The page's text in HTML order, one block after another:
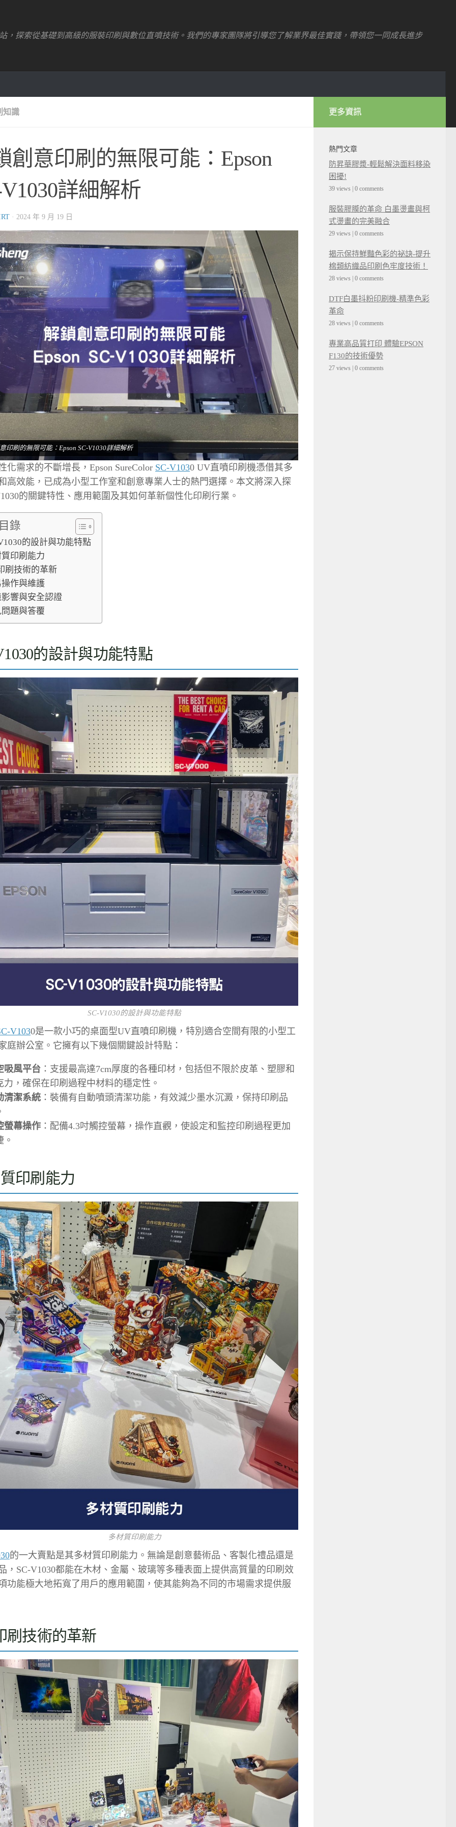
，探索從基礎到高級的服裝印刷與數位直噴技術。我們的專家團隊將引導您了解業界最佳實踐，帶領您一同成長進步
知識
創意印刷的無限可能：Epson
詳細解析
· 2024 年 9 月 19 日
印刷的無限可能：Epson SC-V1030詳細解析
化需求的不斷增長，Epson SureColor SC-V1030 UV直噴印刷機憑借其多
高效能，已成為小型工作室和創意專業人士的熱門選擇。本文將深入探
的關鍵特性、應用範圍及其如何革新個性化印刷行業。
錄
的設計與功能特點
印刷能力
刷技術的革新
作與維護
響與安全認證
題與答覆
的設計與功能特點
SC-V1030的設計與功能特點
V1030是一款小巧的桌面型UV直噴印刷機，特別適合空間有限的小型工
庭辦公室。它擁有以下幾個關鍵設計特點：
吸風平台 ：支援最高達7cm厚度的各種印材，包括但不限於皮革、塑膠和
力，確保在印刷過程中材料的穩定性。
清潔系統 ：裝備有自動噴頭清潔功能，有效減少墨水沉澱，保持印刷品
螢幕操作 ：配備4.3吋觸控螢幕，操作直觀，使設定和監控印刷過程更加
。
印刷能力
多材質印刷能力
的一大賣點是其多材質印刷能力。無論是創意藝術品、客製化禮品還是
，SC-V1030都能在木材、金屬、玻璃等多種表面上提供高質量的印刷效
功能極大地拓寬了用戶的應用範圍，使其能夠為不同的市場需求提供服
刷技術的革新
更多資訊
熱門文章
防昇華膠漿-輕鬆解決面料移染
困擾!
39 views 0 comments
服裝膠膜的革命 白墨燙畫與柯
式燙畫的完美融合
29 views 0 comments
揭示保持鮮豔色彩的祕訣-提升
棉類紡織品印刷色牢度技術！
28 views 0 comments
DTF白墨抖粉印刷機-精準色彩
革命
28 views 0 comments
專業高品質打印 體驗EPSON
F130的技術優勢
27 views 0 comments